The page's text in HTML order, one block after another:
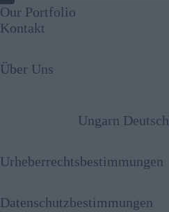
Our Portfolio
Kontakt
Über Uns
Ungarn
Urheberrechtsbestimmungen
Datenschutzbestimmungen